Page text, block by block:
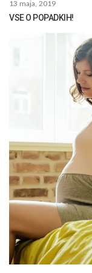
13 maja, 2019
VSE O POPADKIH!